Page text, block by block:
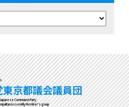
京都議会議員団
Japanese Communist Party
Assembly Member's group